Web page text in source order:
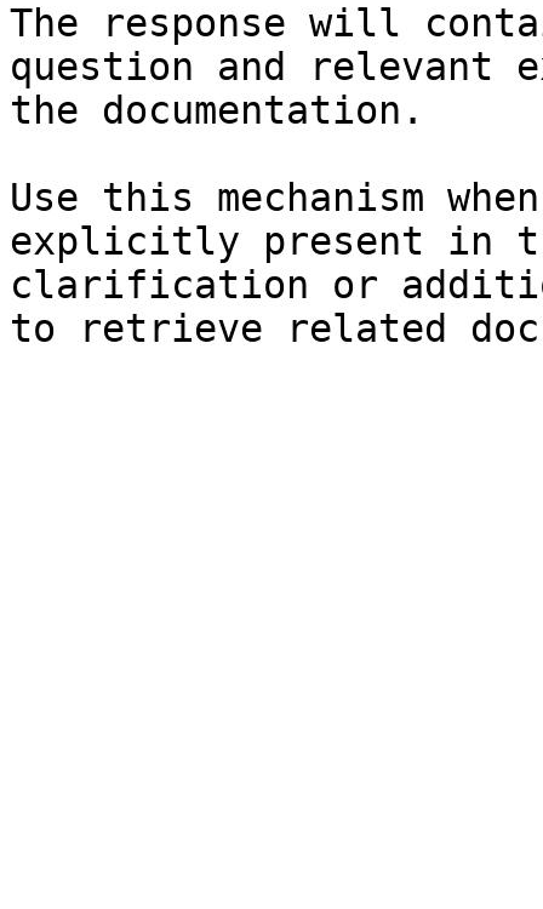
The response will
question and relevant
the documentation.
Use this mechanism
explicitly present in
clarification or